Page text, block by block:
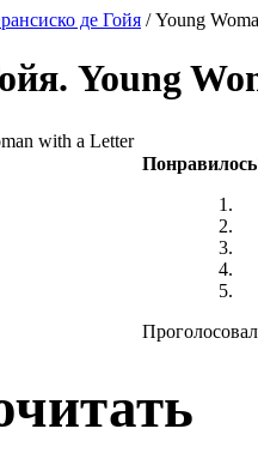
де Гойя / Young
. Young